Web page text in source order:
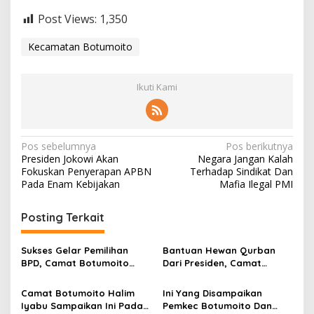
Post Views: 1,350
Kecamatan Botumoito
Ikuti Kami
N
a
v
i
g
a
s
i
p
Pos sebelumnya
Presiden Jokowi Akan
Fokuskan Penyerapan APBN
Pada Enam Kebijakan
Pos berikutnya
Negara Jangan Kalah
Terhadap Sindikat Dan
Mafia Ilegal PMI
Posting Terkait
Sukses Gelar Pemilihan
BPD, Camat Botumoito
Bantuan Hewan Qurban
Dari Presiden, Camat
Sampaikan Terima Kasih
Camat Botumoito Halim
Iyabu Sampaikan Ini Pada
Ini Yang Disampaikan
Pemkec Botumoito Dan